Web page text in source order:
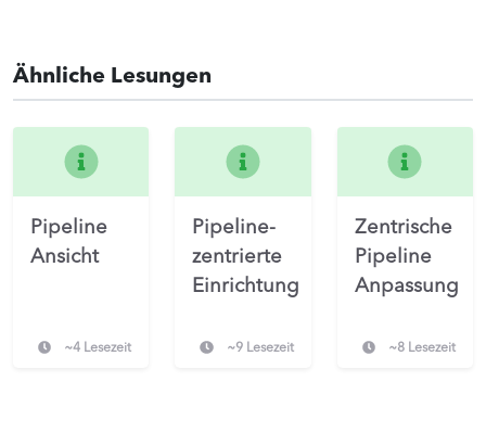
Ähnliche Lesungen
Pipeline
Ansicht
~4 Lesezeit
Pipeline-
zentrierte
Einrichtung
~9 Lesezeit
Zentrische
Pipeline
Anpassung
~8 Lesezeit